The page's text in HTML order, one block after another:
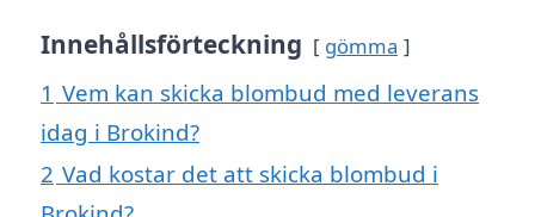
Innehållsförteckning gömma
1 Vem kan skicka blombud med leverans
idag i Brokind?
2 Vad kostar det att skicka blombud i